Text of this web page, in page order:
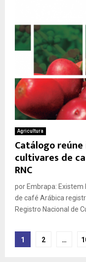
Agricultura
Catálogo
cultivares de
RNC
por Embrapa: Existem
de café Arábica
Registro Nacional de
Paginação
1 2 …